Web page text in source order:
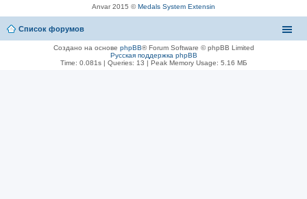
Anvar 2015 ©Medals System Extensin
Список форумов
Создано на основе phpBB® Forum Software © phpBB Limited
Русская поддержка phpBB
Time: 0.081s| Queries: 13 | Peak Memory Usage: 5.16 МБ